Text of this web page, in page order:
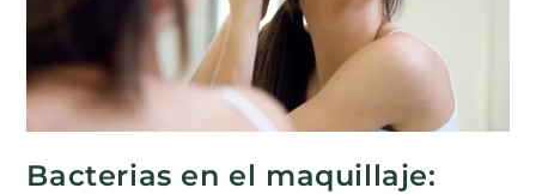
Bacterias en el maquillaje: